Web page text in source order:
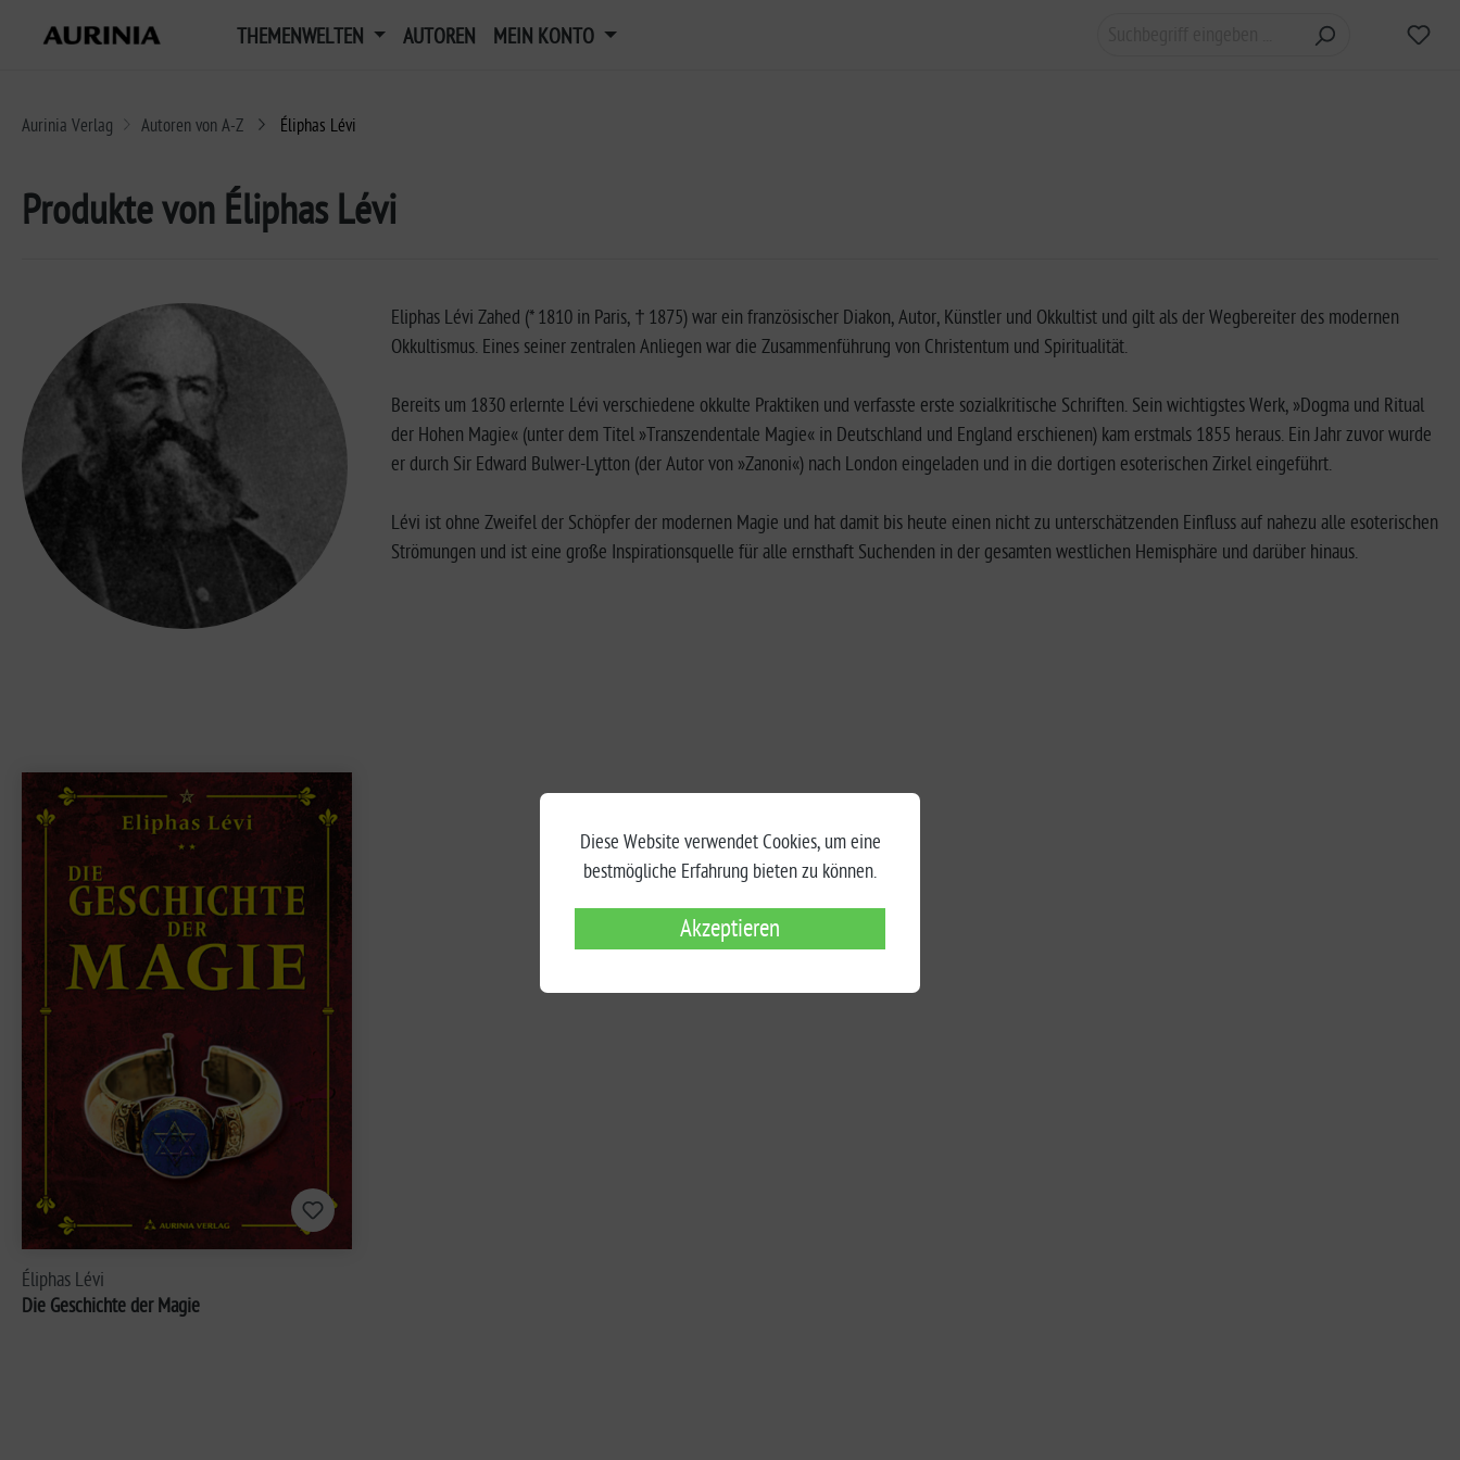
THEMENWELTEN AUTOREN MEIN KONTO
Aurinia Verlag Autoren von A-Z Éliphas Lévi
Produkte von Éliphas Lévi
Eliphas Lévi Zahed (* 1810 in Paris, † 1875) war ein französischer Diakon, Autor, Künstler und Okkultist und gilt als der Wegbereiter des modernen
Okkultismus. Eines seiner zentralen Anliegen war die Zusammenführung von Christentum und Spiritualität.
Bereits um 1830 erlernte Lévi verschiedene okkulte Praktiken und verfasste erste sozialkritische Schriften. Sein wichtigstes Werk, »Dogma und Ritual
der Hohen Magie« (unter dem Titel »Transzendentale Magie« in Deutschland und England erschienen) kam erstmals 1855 heraus. Ein Jahr zuvor wurde
er durch Sir Edward Bulwer-Lytton (der Autor von »Zanoni«) nach London eingeladen und in die dortigen esoterischen Zirkel eingeführt.
Lévi ist ohne Zweifel der Schöpfer der modernen Magie und hat damit bis heute einen nicht zu unterschätzenden Einfluss auf nahezu alle esoterischen
Strömungen und ist eine große Inspirationsquelle für alle ernsthaft Suchenden in der gesamten westlichen Hemisphäre und darüber hinaus.
Éliphas Lévi
Die Geschichte der Magie
Diese Website verwendet Cookies, um eine
bestmögliche Erfahrung bieten zu können.
Akzeptieren